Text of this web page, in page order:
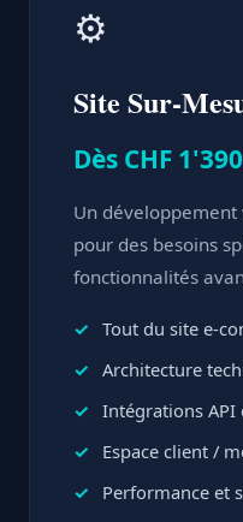
⚙️
Site Sur-
Dès CHF
Un développement
pour des besoins
fonctionnalités
Tout du site e-
Architecture
Intégrations
Espace client /
Performance et